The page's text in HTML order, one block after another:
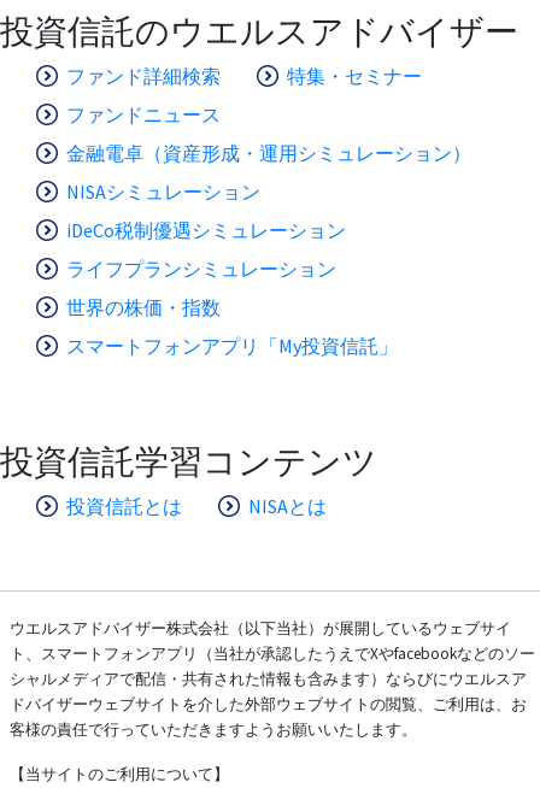
投資信託のウエルスアドバイザー
ファンド詳細検索
特集・セミナー
ファンドニュース
金融電卓（資産形成・運用シミュレーション）
NISAシミュレーション
iDeCo税制優遇シミュレーション
ライフプランシミュレーション
世界の株価・指数
スマートフォンアプリ「My投資信託」
投資信託学習コンテンツ
投資信託とは NISAとは
ウエルスアドバイザー株式会社（以下当社）が展開しているウェブサイ
ト、スマートフォンアプリ（当社が承認したうえでXやfacebookなどのソー
シャルメディアで配信・共有された情報も含みます）ならびにウエルスア
ドバイザーウェブサイトを介した外部ウェブサイトの閲覧、ご利用は、お
客様の責任で行っていただきますようお願いいたします。
【当サイトのご利用について】